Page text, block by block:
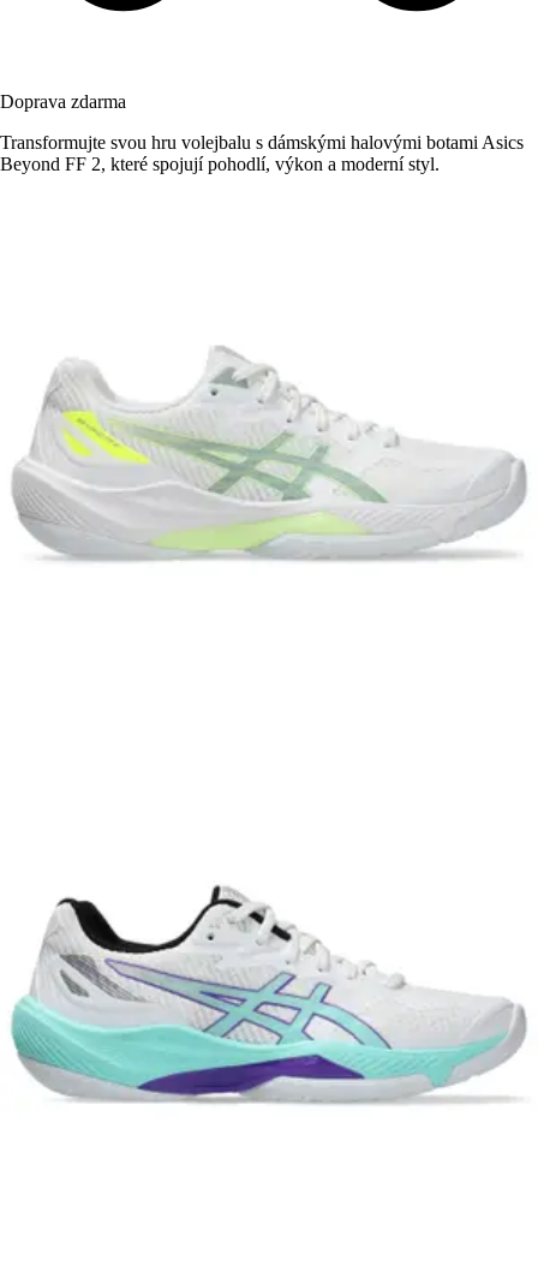
Doprava zdarma
Transformujte svou hru volejbalu s dámskými halovými botami Asics
Beyond FF 2, které spojují pohodlí, výkon a moderní styl.